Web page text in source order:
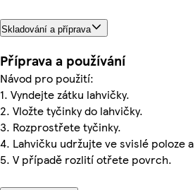
Skladování a příprava
Příprava a používání
Návod pro použití:
1. Vyndejte zátku lahvičky.
2. Vložte tyčinky do lahvičky.
3. Rozprostřete tyčinky.
4. Lahvičku udržujte ve svislé poloze
5. V případě rozlití otřete povrch.